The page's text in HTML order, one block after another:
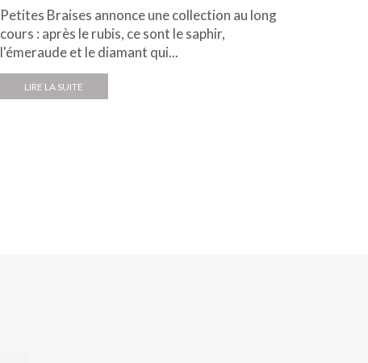
Petites Braises annonce une collection au long
cours : après le rubis, ce sont le saphir,
l'émeraude et le diamant qui...
LIRE LA SUITE